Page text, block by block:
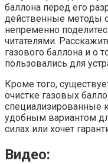
баллона перед его
действенные методы
непременно
читателями.
газового баллона и о
пользовались для
Кроме того,
очистке газовых
специализированные
удобным вариантом
силах или хочет
Видео: